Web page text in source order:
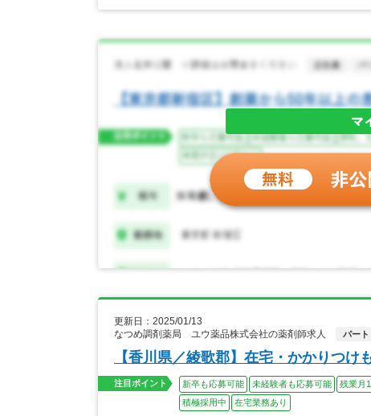
更新日：2025/01/13
なつめ調剤薬局 ユウ薬品株式会社の薬剤師求人
パート
【香川県／綾歌郡】在宅・かかりつ
注目ポイント 新卒も応募可能 未経験者も応募可能 残業月
積極採用中
在宅業務あり